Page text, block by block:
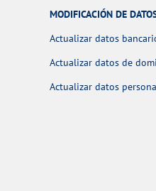
MODIFICACIÓN DE
Actualizar datos
Actualizar datos de
Actualizar datos